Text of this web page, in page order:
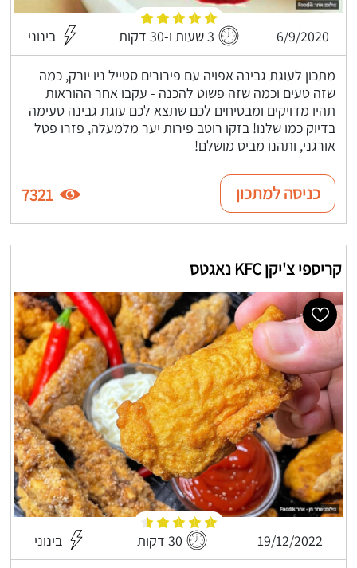
6/9/2020 3 שעות ו-30 דקות בינוני
מתכון לעוגת גבינה אפויה עם פירורים סטייל ניו יורק, כמה
שזה טעים וכמה שזה פשוט להכנה - עקבו אחר ההוראות
תהיו מדויקים ומבטיחים לכם שתצא לכם עוגת גבינה טעימה
בדיוק כמו שלנו! בזקו רוטב פירות יער מלמעלה, פזרו פטל
אורגני, ותהנו מביס מושלם!
כניסה למתכון 7321
קריספי צ'יקן KFC נאגטס
19/12/2022 30 דקות בינוני